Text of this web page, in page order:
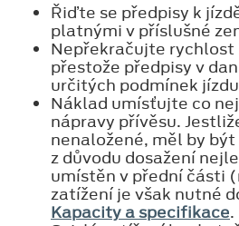
Řiďte se předpisy k
platnými v příslušné
Nepřekračujte
přestože předpisy v
určitých podmínek
Náklad umísťujte co
nápravy přívěsu.
nenaložené, měl by
z důvodu dosažení
umístěn v přední části
zatížení je však nutné
Kapacity a specifikace.